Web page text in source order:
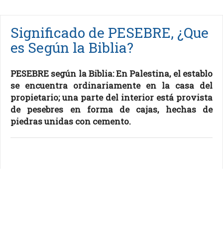
Significado de PESEBRE, ¿Que
es Según la Biblia?
PESEBRE según la Biblia: En Palestina, el establo
se encuentra ordinariamente en la casa del
propietario; una parte del interior está provista
de pesebres en forma de cajas, hechas de
piedras unidas con cemento.